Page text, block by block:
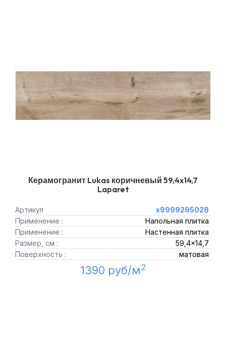
Керамогранит Lukas коричневый 59,4x14,7
Laparet
Артикул
х9999295028
Применение :
Напольная плитка
Применение :
Настенная плитка
Размер, см :
59,4x14,7
Поверхность :
матовая
1390 руб/м2